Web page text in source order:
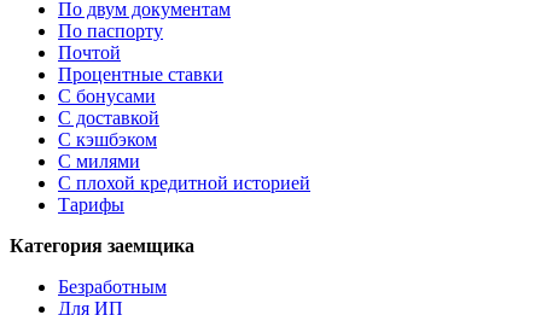
По двум документам
По паспорту
Почтой
Процентные ставки
С бонусами
С доставкой
С кэшбэком
С милями
С плохой кредитной историей
Тарифы
Категория заемщика
Безработным
Для ИП